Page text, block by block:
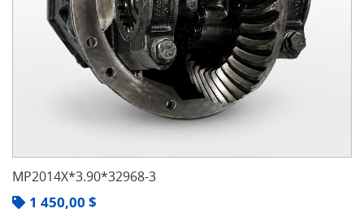
MP2014X*3.90*32968-3
1 450,00 $